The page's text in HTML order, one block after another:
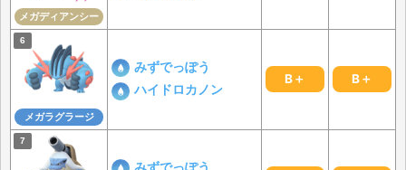
メガディアンシー
メガラグラージ
みずでっぽう
ハイドロカノン
B＋ B＋